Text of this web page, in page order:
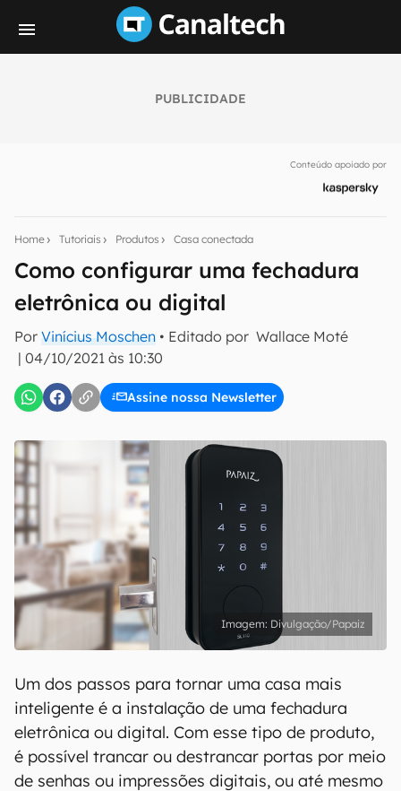
PUBLICIDADE
Conteúdo apoiado por
Home Tutoriais Produtos Casa conectada
Como configurar uma fechadura
eletrônica ou digital
Por Vinícius Moschen • Editado por Wallace Moté
| 04/10/2021 às 10:30
Assine nossa Newsletter
notícias e reviews sobre tecnologia em primeira
inscreva-se
Confirmo que li, aceito e concordo com os
Divulgação/Papaiz
Um dos passos para tornar uma casa mais
inteligente é a instalação de uma fechadura
eletrônica ou digital. Com esse tipo de produto,
é possível trancar ou destrancar portas por meio
de senhas ou impressões digitais, ou até mesmo